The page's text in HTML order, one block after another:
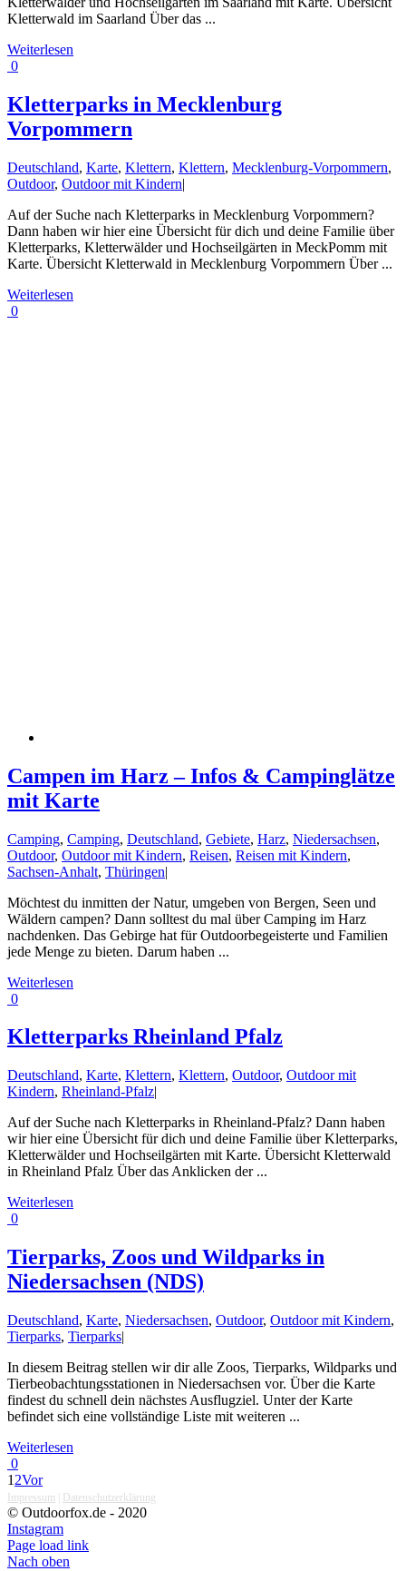
Kletterwald im Saarland Über das ...
Weiterlesen
0
Kletterparks in Mecklenburg
Vorpommern
Deutschland, Karte, Klettern, Klettern, Mecklenburg-Vorpommern,
Outdoor, Outdoor mit Kindern|
Auf der Suche nach Kletterparks in Mecklenburg Vorpommern?
Dann haben wir hier eine Übersicht für dich und deine Familie über
Kletterparks, Kletterwälder und Hochseilgärten in MeckPomm mit
Karte. Übersicht Kletterwald in Mecklenburg Vorpommern Über ...
Weiterlesen
0
Campen im Harz – Infos & Campinglätze
mit Karte
Camping, Camping, Deutschland, Gebiete, Harz, Niedersachsen,
Outdoor, Outdoor mit Kindern, Reisen, Reisen mit Kindern,
Sachsen-Anhalt, Thüringen|
Möchtest du inmitten der Natur, umgeben von Bergen, Seen und
Wäldern campen? Dann solltest du mal über Camping im Harz
nachdenken. Das Gebirge hat für Outdoorbegeisterte und Familien
jede Menge zu bieten. Darum haben ...
Weiterlesen
0
Kletterparks Rheinland Pfalz
Deutschland, Karte, Klettern, Klettern, Outdoor, Outdoor mit
Kindern, Rheinland-Pfalz|
Auf der Suche nach Kletterparks in Rheinland-Pfalz? Dann haben
wir hier eine Übersicht für dich und deine Familie über Kletterparks,
Kletterwälder und Hochseilgärten mit Karte. Übersicht Kletterwald
in Rheinland Pfalz Über das Anklicken der ...
Weiterlesen
0
Tierparks, Zoos und Wildparks in
Niedersachsen (NDS)
Deutschland, Karte, Niedersachsen, Outdoor, Outdoor mit Kindern,
Tierparks, Tierparks|
In diesem Beitrag stellen wir dir alle Zoos, Tierparks, Wildparks und
Tierbeobachtungsstationen in Niedersachsen vor. Über die Karte
findest du schnell dein nächstes Ausflugziel. Unter der Karte
befindet sich eine vollständige Liste mit weiteren ...
Weiterlesen
0
1 2Vor
Impressum Datenschutzerklärung
© Outdoorfox.de - 2020
Instagram
Page load link
Nach oben